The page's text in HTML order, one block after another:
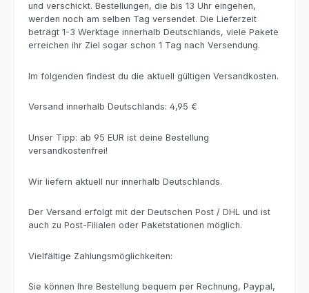
und verschickt. Bestellungen, die bis 13 Uhr eingehen,
werden noch am selben Tag versendet. Die Lieferzeit
beträgt 1-3 Werktage innerhalb Deutschlands, viele Pakete
erreichen ihr Ziel sogar schon 1 Tag nach Versendung.
Im folgenden findest du die aktuell gültigen Versandkosten.
Versand innerhalb Deutschlands: 4,95 €
Unser Tipp: ab 95 EUR ist deine Bestellung
versandkostenfrei!
Wir liefern aktuell nur innerhalb Deutschlands.
Der Versand erfolgt mit der Deutschen Post / DHL und ist
auch zu Post-Filialen oder Paketstationen möglich.
Vielfältige Zahlungsmöglichkeiten:
Sie können Ihre Bestellung bequem per Rechnung, Paypal,